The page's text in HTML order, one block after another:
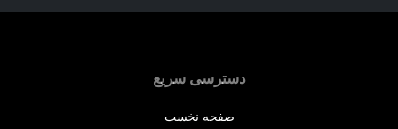
دسترسی سریع
صفحه نخست